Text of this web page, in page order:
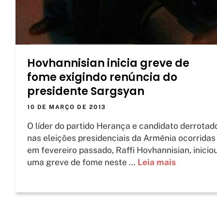
Hovhannisian inicia greve de
fome exigindo renúncia do
presidente Sargsyan
10 DE MARÇO DE 2013
O líder do partido Herança e candidato
nas eleições presidenciais da Armênia ocorridas
em fevereiro passado, Raffi Hovhannisian,
uma greve de fome neste ... Leia mais